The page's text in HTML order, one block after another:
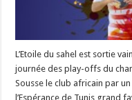
L’Etoile du sahel est sortie
journée des play-offs du
Sousse le club africain par
l’Espérance de Tunis grand